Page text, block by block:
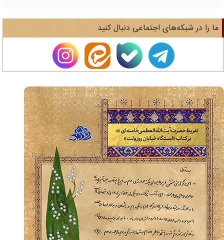
را در شبکه‌های اجتماعی دنبال کنید